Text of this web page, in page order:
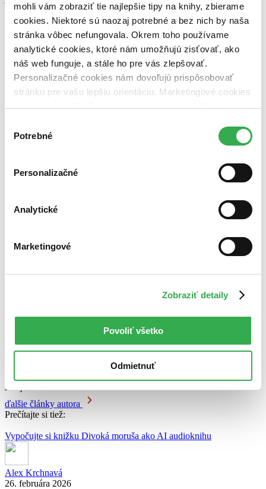
mohli vám zobraziť tie najlepšie tipy na knihy, zbierame
cookies. Niektoré sú naozaj potrebné a bez nich by naša
stránka vôbec nefungovala. Okrem toho používame
analytické cookies, ktoré nám umožňujú zisťovať, ako
náš web funguje, a stále ho pre vás zlepšovať.
Personalizačné cookies nám dovoľujú prispôsobovať
stránku pre vašu lepšiu orientáciu. Marketingové cookies
nám zas umožňujú zobrazenie relevantnej reklamy.
nám pomohlo, keby sme mohli používať všetky tieto
súhlasu
Potrebné
Personalizačné
Analytické
Marketingové
Zobraziť detaily
Povoliť všetko
Odmietnuť
román, séria zatiaľ vychádza v chronologickom poradí, od prvého
prípadu Konrada Sejera s názvom
cez oceňovaný román
Kto sa bojí vlkao
Autorka postupne rozvíja námety zo súčasnej nórskej spoločnosti,
psychologickou hĺbkou a dôkladným zobrazením postáv. Na rozdiel
Juraj Šlesar
Juraj Šlesar
ďalšie články autora
Prečítajte si tiež:
Vypočujte si knižku Divoká moruša ako AI audioknihu
Alex Krchnavá
26. februára 2026